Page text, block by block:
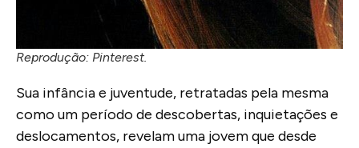
Reprodução: Pinterest.
Sua infância e juventude, retratadas pela mesma
como um período de descobertas, inquietações e
deslocamentos, revelam uma jovem que desde